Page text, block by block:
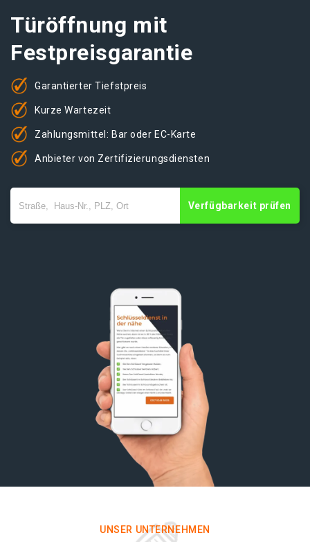
Türöffnung mit
Festpreisgarantie
Garantierter Tiefstpreis
Kurze Wartezeit
Zahlungsmittel: Bar oder EC-Karte
Anbieter von Zertifizierungsdiensten
Verfügbarkeit prüfen
UNSER UNTERNEHMEN